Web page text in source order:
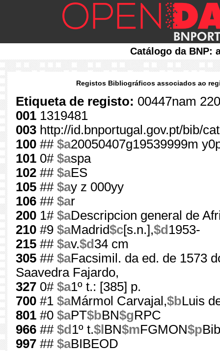
Catálogo da BNP:
Registos Bibliográficos associados ao
Etiqueta de registo: 00447nam
001 1319481
003 http://id.bnportugal.gov.pt/bib/
100 ## $a20050407g19539999m
101 0# $aspa
102 ## $aES
105 ## $ay z 000yy
106 ## $ar
200 1# $aDescripcion general de
210 #9 $aMadrid$c[s.n.],$d 1953-
215 ## $av.$d 34 cm
305 ## $aFacsimil. da ed. de 1573
Saavedra Fajardo,
327 0# $a1º t.: [385] p.
700 #1 $aMármol Carvajal,$bLuis
801 #0 $aPT$bBN$gRPC
966 ## $d 1º t.$l BN$mFGMON$p
997 ## $aBIBEOD